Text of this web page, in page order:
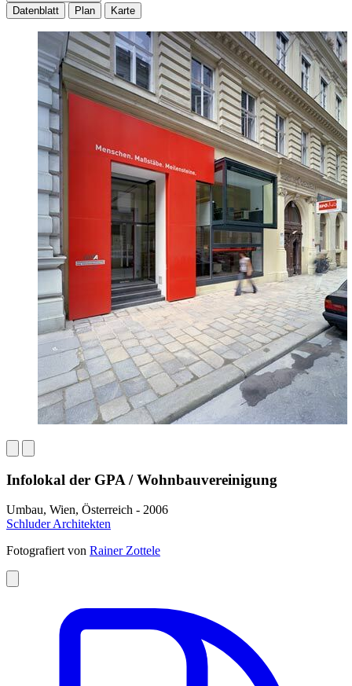
Datenblatt Plan Karte
Infolokal der GPA / Wohnbauvereinigung
Umbau, Wien, Österreich - 2006
Schluder Architekten
Fotografiert von Rainer Zottele